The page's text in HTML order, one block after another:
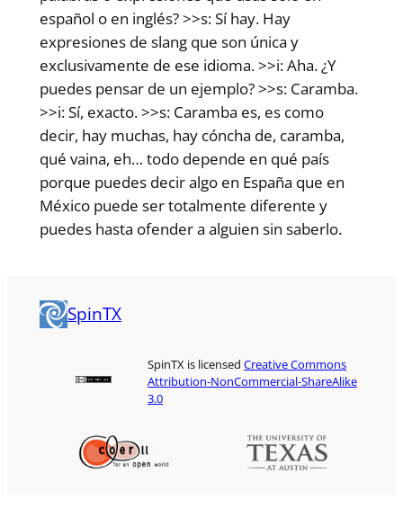
español o en inglés? >>s: Sí hay. Hay
expresiones de slang que son única y
exclusivamente de ese idioma. >>i: Aha. ¿Y
puedes pensar de un ejemplo? >>s: Caramba.
>>i: Sí, exacto. >>s: Caramba es, es como
decir, hay muchas, hay cóncha de, caramba,
qué vaina, eh… todo depende en qué país
porque puedes decir algo en España que en
México puede ser totalmente diferente y
puedes hasta ofender a alguien sin saberlo.
SpinTX
SpinTX is licensedCreative Commons
Attribution-NonCommercial-ShareAlike
3.0